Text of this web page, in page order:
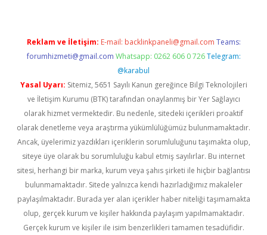
Reklam ve İletişim: E-mail: backlinkpaneli@gmail.com Teams:
forumhizmeti@gmail.com Whatsapp: 0262 606 0 726 Telegram:
@karabul
Yasal Uyarı: Sitemiz, 5651 Sayılı Kanun gereğince Bilgi Teknolojileri
ve İletişim Kurumu (BTK) tarafından onaylanmış bir Yer Sağlayıcı
olarak hizmet vermektedir. Bu nedenle, sitedeki içerikleri proaktif
olarak denetleme veya araştırma yükümlülüğümüz bulunmamaktadır.
Ancak, üyelerimiz yazdıkları içeriklerin sorumluluğunu taşımakta olup,
siteye üye olarak bu sorumluluğu kabul etmiş sayılırlar. Bu internet
sitesi, herhangi bir marka, kurum veya şahıs şirketi ile hiçbir bağlantısı
bulunmamaktadır. Sitede yalnızca kendi hazırladığımız makaleler
paylaşılmaktadır. Burada yer alan içerikler haber niteliği taşımamakta
olup, gerçek kurum ve kişiler hakkında paylaşım yapılmamaktadır.
Gerçek kurum ve kişiler ile isim benzerlikleri tamamen tesadüfidir.